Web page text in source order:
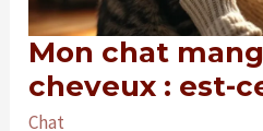
Mon chat
cheveux : est-
Chat